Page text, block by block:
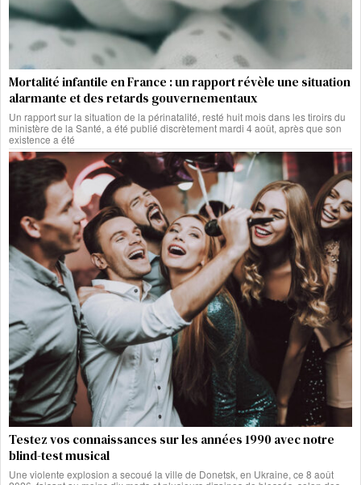
Mortalité infantile en France : un rapport révèle une situation
alarmante et des retards gouvernementaux
Un rapport sur la situation de la périnatalité, resté huit mois dans les tiroirs du
ministère de la Santé, a été publié discrètement mardi 4 août, après que son
existence a été
Testez vos connaissances sur les années 1990 avec notre
blind-test musical
Une violente explosion a secoué la ville de Donetsk, en Ukraine, ce 8 août